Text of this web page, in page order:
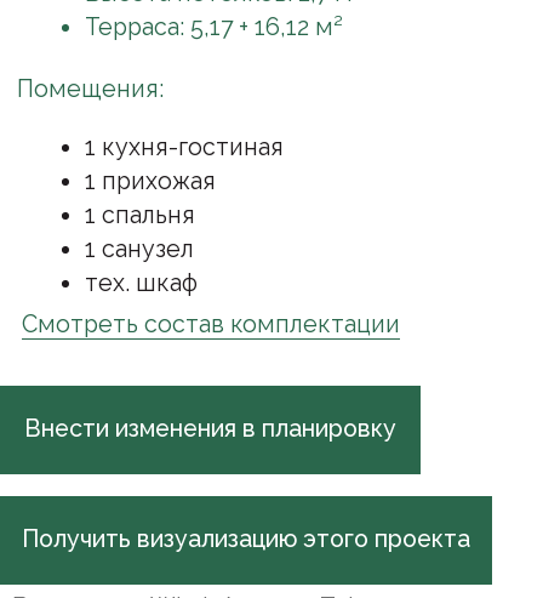
Архитектура
Интерьер
Получить визуализацию этого проекта
Вышлем на WhatsApp или Telegram